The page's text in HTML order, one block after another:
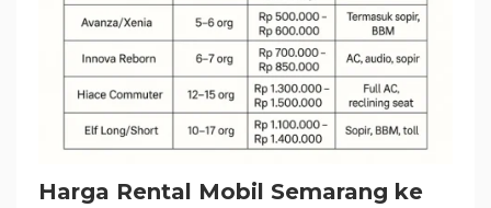
Harga Rental Mobil Semarang ke